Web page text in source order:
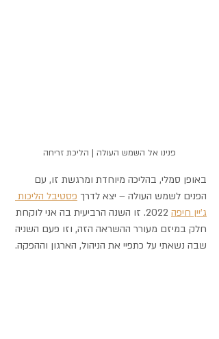
פנינו אל השמש העולה | הליכת זריחה
באופן סמלי, בהליכה מיוחדת ומרגשת זו, עם
הפנים לשמש העולה – יצא לדרך פסטיבל הליכות
ג'יין חיפה
2022. זו השנה הרביעית בה אני לוקחת
חלק במיזם מעורר ההשראה הזה, וזו פעם השניה
שבה נשאתי על כתפיי את הניהול, הארגון וההפקה.